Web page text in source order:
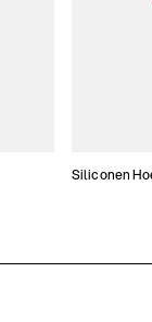
Siliconen